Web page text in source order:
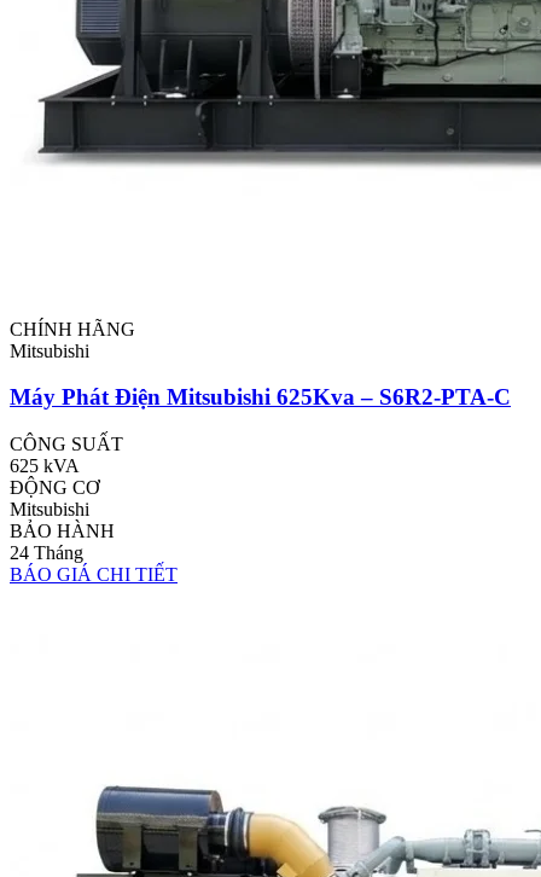
CHÍNH HÃNG
Mitsubishi
Máy Phát Điện Mitsubishi 625Kva – S6R2-PTA-C
CÔNG SUẤT
625 kVA
ĐỘNG CƠ
Mitsubishi
BẢO HÀNH
24 Tháng
BÁO GIÁ CHI TIẾT